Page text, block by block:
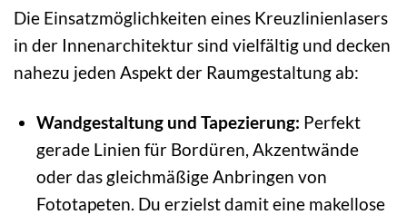
Die Einsatzmöglichkeiten eines Kreuzlinienlasers
in der Innenarchitektur sind vielfältig und decken
nahezu jeden Aspekt der Raumgestaltung ab:
Wandgestaltung und Tapezierung: Perfekt
gerade Linien für Bordüren, Akzentwände
oder das gleichmäßige Anbringen von
Fototapeten. Du erzielst damit eine makellose